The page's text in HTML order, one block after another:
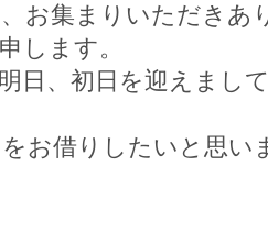
お集まりいただきあ
します。
日、初日を迎えまし
お借りしたいと思